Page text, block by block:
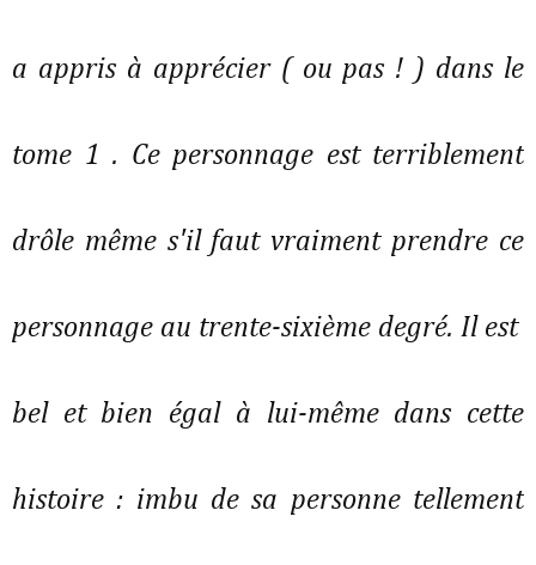
a appris à apprécier ( ou pas ! ) dans le
tome 1 . Ce personnage est terriblement
drôle même s'il faut vraiment prendre ce
personnage au trente-sixième degré. Il est
bel et bien égal à lui-même dans cette
histoire : imbu de sa personne tellement